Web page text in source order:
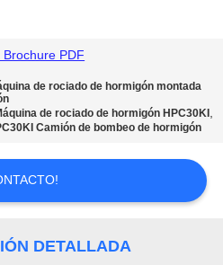
Brochure PDF
de rociado de hormigón montada
de rociado de hormigón HPC30KI ,
Camión de bombeo de hormigón
DETALLADA